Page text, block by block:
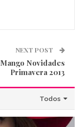
NEXT POST
Mango Novidades
Primavera 2013
Todos